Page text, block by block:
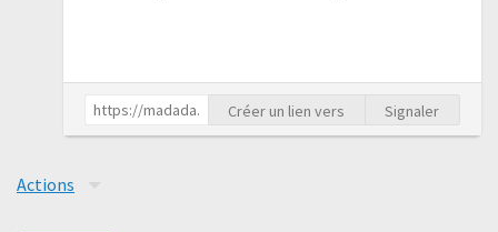
Créer un lien vers Signaler
Actions